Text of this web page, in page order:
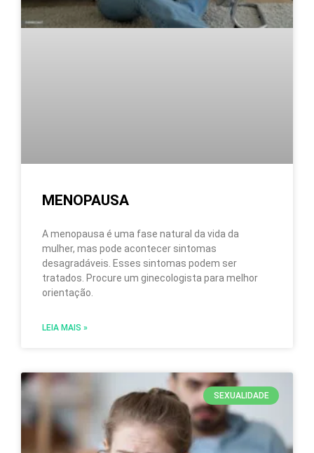
MENOPAUSA
A menopausa é uma fase natural da vida da
mulher, mas pode acontecer sintomas
desagradáveis. Esses sintomas podem ser
tratados. Procure um ginecologista para melhor
orientação.
LEIA MAIS »
SEXUALIDADE